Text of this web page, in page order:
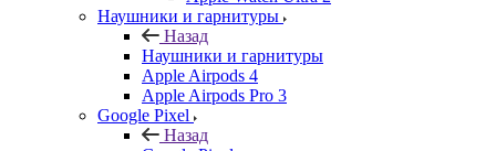
Наушники и гарнитуры
Назад
Наушники и гарнитуры
Apple Airpods 4
Apple Airpods Pro 3
Google Pixel
Назад